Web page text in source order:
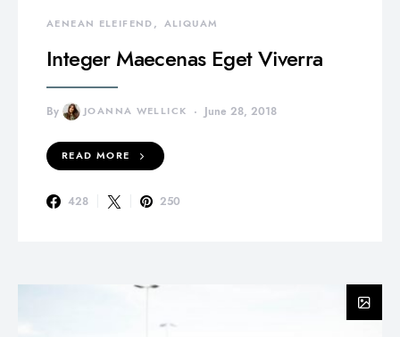
AENEAN ELEIFEND ALIQUAM
Integer Maecenas Eget Viverra
By JOANNA WELLICK June 28, 2018
READ MORE
428 250